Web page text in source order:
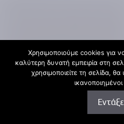
Χρησιμοποιούμε cookies για
καλύτερη δυνατή εμπειρία στη
χρησιμοποιείτε τη σελίδα,